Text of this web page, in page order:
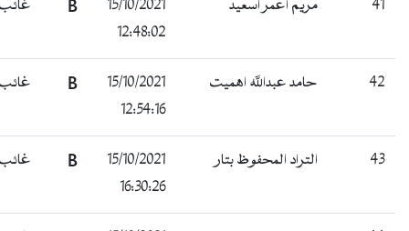
مريم اعمر اسعيد
15/10/2021
12:48:02
غائب
42 حامد عبدالله اهميت
15/10/2021
12:54:16
غائب
43 التراد المحفوظ بتار
15/10/2021
16:30:26
غائب